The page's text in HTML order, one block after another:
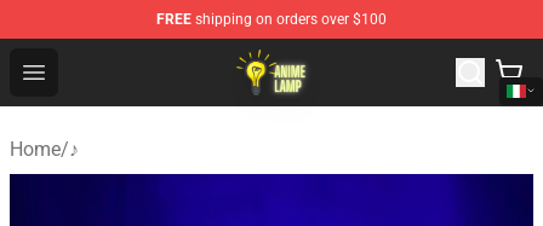
FREE shipping on orders over $100
Open menu
Anime Lamp Shop - The Best Store of Anime Lamp
Home/♪